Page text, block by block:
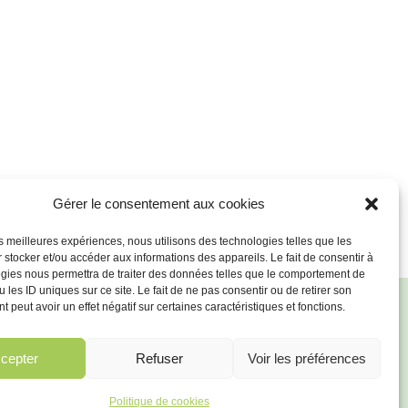
Gérer le consentement aux cookies
meilleures expériences, nous utilisons des technologies telles que les
stocker et/ou accéder aux informations des appareils. Le fait de consentir à
nous permettra de traiter des données telles que le comportement de
les ID uniques sur ce site. Le fait de ne pas consentir ou de retirer son
peut avoir un effet négatif sur certaines caractéristiques et fonctions.
Refuser Voir les préférences
Politique de cookies